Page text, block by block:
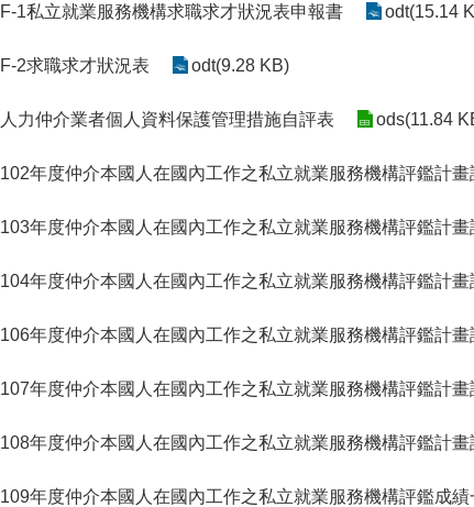
F-1私立就業服務機構求職求才狀況表申報書 odt(15.14
F-2求職求才狀況表 odt(9.28 KB)
人力仲介業者個人資料保護管理措施自評表 ods(11.84
102年度仲介本國人在國內工作之私立就業服務機構評鑑計
103年度仲介本國人在國內工作之私立就業服務機構評鑑計
104年度仲介本國人在國內工作之私立就業服務機構評鑑計
106年度仲介本國人在國內工作之私立就業服務機構評鑑計
107年度仲介本國人在國內工作之私立就業服務機構評鑑計
108年度仲介本國人在國內工作之私立就業服務機構評鑑計
109年度仲介本國人在國內工作之私立就業服務機構評鑑成績